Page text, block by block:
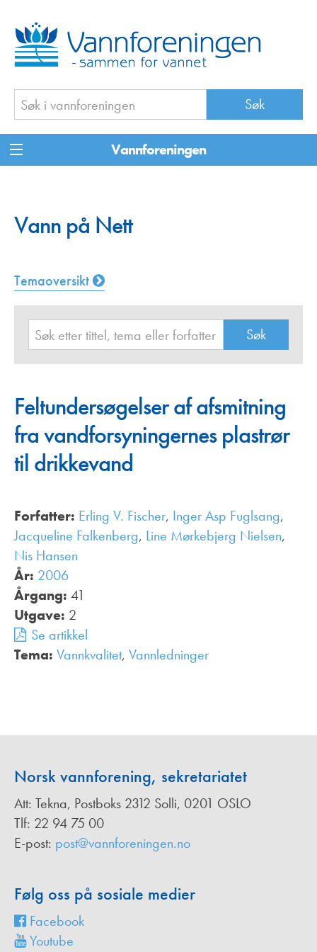
Vannforeningen
Vann på Nett
Temaoversikt
Feltundersøgelser af afsmitning
fra vandforsyningernes plastrør
til drikkevand
Forfatter: Erling V. Fischer, Inger Asp Fuglsang,
Jacqueline Falkenberg, Line Mørkebjerg Nielsen,
Nis Hansen
År: 2006
Årgang: 41
Utgave: 2
Se artikkel
Tema: Vannkvalitet, Vannledninger
Norsk vannforening, sekretariatet
Att: Tekna, Postboks 2312 Solli, 0201 OSLO
Tlf: 22 94 75 00
E-post: post@vannforeningen.no
Følg oss på sosiale medier
Facebook
Youtube